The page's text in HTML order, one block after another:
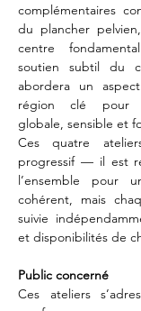
complémentaires
du plancher
centre
soutien subtil du
abordera un
région clé pour
globale, sensible et
Ces quatre
progressif — il est
l’ensemble pour
cohérent, mais
suivie
et disponibilités de
Public concerné
Ces ateliers